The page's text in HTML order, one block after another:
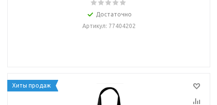
Достаточно
Артикул: 77404202
Хиты продаж